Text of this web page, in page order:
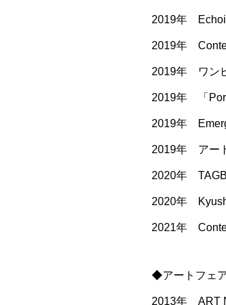
2019年
2019年
2019年 ワン
2019年 「
2019年
2019年 アー
2020年
2020年
2021年
◆アートフェ
2013年 ART